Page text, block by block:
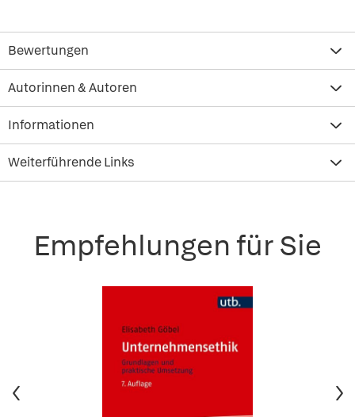
Bewertungen
Autorinnen & Autoren
Informationen
Weiterführende Links
Empfehlungen für Sie